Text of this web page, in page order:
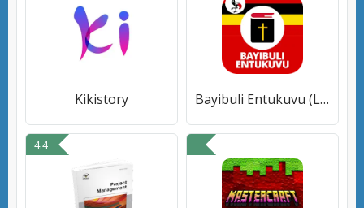
Kikistory Bayibuli Entukuvu (Luganda)
4.4